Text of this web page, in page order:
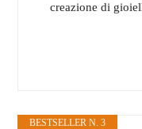
creazione di
BESTSELLER N. 3